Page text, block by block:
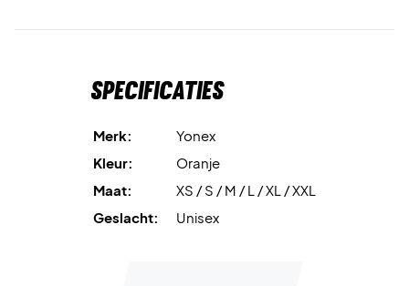
Specificaties
Merk:
Yonex
Kleur:
Oranje
Maat:
XS / S / M / L / XL / XXL
Geslacht:
Unisex